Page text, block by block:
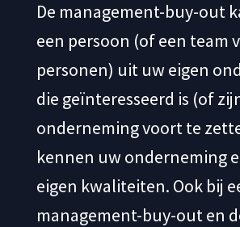
De management-buy-out
een persoon (of een team
personen) uit uw eigen
die geïnteresseerd is (of
onderneming voort te
kennen uw onderneming
eigen kwaliteiten. Ook bij
management-buy-out en